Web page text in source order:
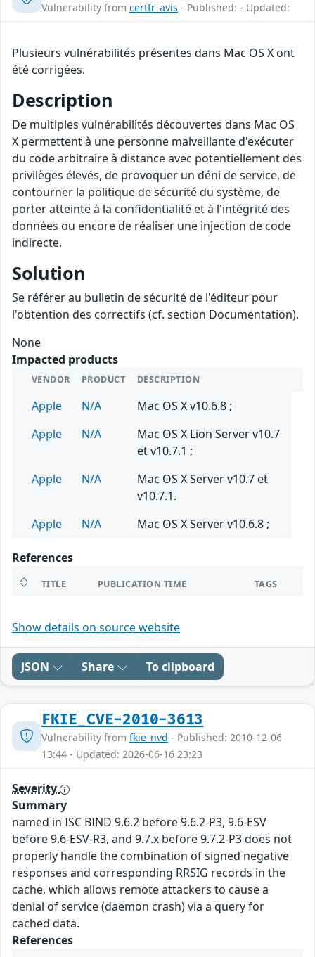
Vulnerability from certfr_avis - Published: - Updated:
Plusieurs vulnérabilités présentes dans Mac OS X ont
été corrigées.
Description
De multiples vulnérabilités découvertes dans Mac OS
X permettent à une personne malveillante d'exécuter
du code arbitraire à distance avec potentiellement des
privilèges élevés, de provoquer un déni de service, de
contourner la politique de sécurité du système, de
porter atteinte à la confidentialité et à l'intégrité des
données ou encore de réaliser une injection de code
indirecte.
Solution
Se référer au bulletin de sécurité de l'éditeur pour
l'obtention des correctifs (cf. section Documentation).
None
Impacted products
VENDOR PRODUCT DESCRIPTION
Apple N/A
Mac OS X v10.6.8 ;
Apple
N/A
Mac OS X Lion Server v10.7
et v10.7.1 ;
Apple
N/A
Mac OS X Server v10.7 et
v10.7.1.
Apple
N/A Mac OS X Server v10.6.8 ;
References
TITLE PUBLICATION TIME TAGS
Show details on source website
JSON Share To clipboard
FKIE_CVE-2010-3613
Vulnerability from fkie_nvd - Published: 2010-12-06
13:44 - Updated: 2026-06-16 23:23
Severity
Summary
named in ISC BIND 9.6.2 before 9.6.2-P3, 9.6-ESV
before 9.6-ESV-R3, and 9.7.x before 9.7.2-P3 does not
properly handle the combination of signed negative
responses and corresponding RRSIG records in the
cache, which allows remote attackers to cause a
denial of service (daemon crash) via a query for
cached data.
References